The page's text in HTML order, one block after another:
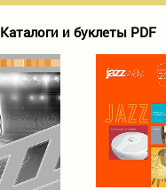
Каталоги и буклеты PDF